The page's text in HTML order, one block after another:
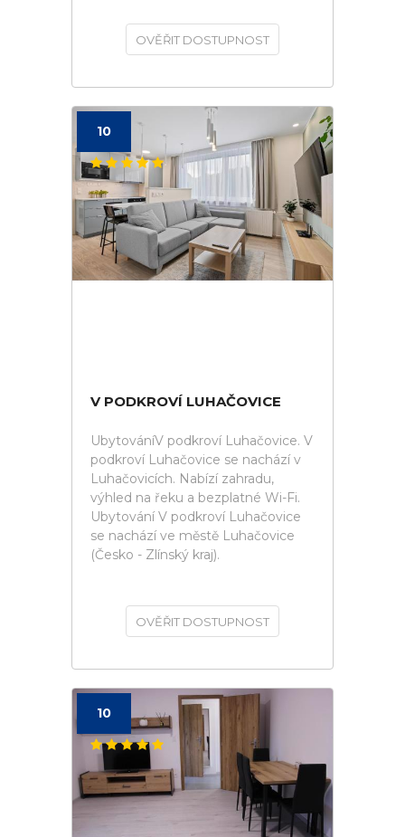
OVĚŘIT DOSTUPNOST
10
V PODKROVÍ LUHAČOVICE
UbytováníV podkroví Luhačovice. V
podkroví Luhačovice se nachází v
Luhačovicích. Nabízí zahradu,
výhled na řeku a bezplatné Wi-Fi.
Ubytování V podkroví Luhačovice
se nachází ve městě Luhačovice
(Česko - Zlínský kraj).
OVĚŘIT DOSTUPNOST
10